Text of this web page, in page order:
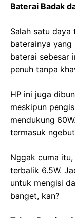
Baterai Badak
Salah satu daya
baterainya yang
baterai sebesar
penuh tanpa
HP ini juga
meskipun
mendukung
termasuk
Nggak cuma
terbalik 6.5W.
untuk mengisi
banget, kan?